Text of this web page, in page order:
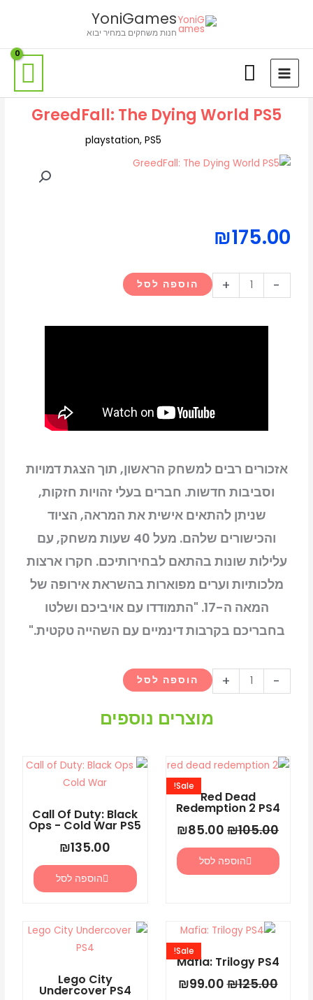
YoniGames
חנות משחקים במחיר יבוא
GreedFall: The Dying World PS5
playstation,PS5
₪175.00
-
של
+ הוספה לסל
אזכורים רבים למשחק הראשון, תוך הצגת דמויות
וסביבות חדשות. חברים בעלי זהויות חזקות,
שניתן להתאים אישית את המראה, הציוד
והכישורים שלהם. מעל 40 שעות משחק, עם
עלילות שונות בהתאם לבחירותיכם. חקרו ארצות
מלכותיות וערים מפוארות בהשראת אירופה של
המאה ה-17. "התמודדו עם אויביכם ושלטו
בחבריכם בקרבות דינמיים עם השהייה טקטית."
-
של
World
+ הוספה לסל
מוצרים נוספים
Red Dead
Redemption 2 PS4
Sale!
₪105.00
המחיר
המקורי
היה:
₪105.00.
₪85.00
המחיר
הנוכחי
הוא:
₪85.00.
הוספה לסל
Call Of Duty: Black
Ops - Cold War PS5
₪135.00
הוספה לסל
Mafia: Trilogy PS4
Sale!
₪125.00
המחיר
המקורי
היה:
₪99.00
המחיר
הנוכחי
הוא:
Lego City
Undercover PS4